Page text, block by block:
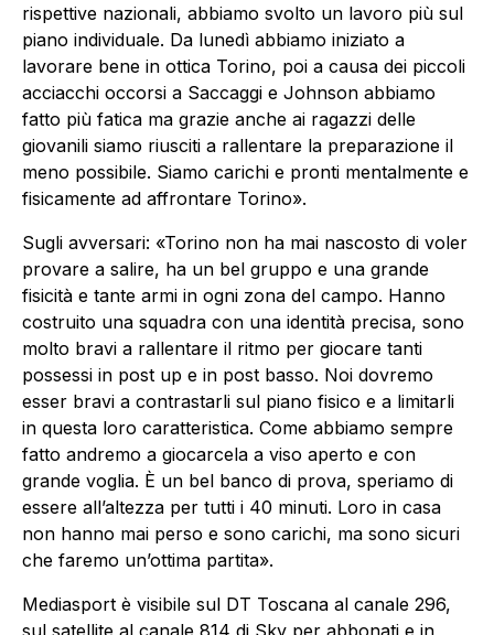
rispettive nazionali, abbiamo svolto un lavoro più sul
piano individuale. Da lunedì abbiamo iniziato a
lavorare bene in ottica Torino, poi a causa dei piccoli
acciacchi occorsi a Saccaggi e Johnson abbiamo
fatto più fatica ma grazie anche ai ragazzi delle
giovanili siamo riusciti a rallentare la preparazione il
meno possibile. Siamo carichi e pronti mentalmente e
fisicamente ad affrontare Torino».
Sugli avversari: «Torino non ha mai nascosto di voler
provare a salire, ha un bel gruppo e una grande
fisicità e tante armi in ogni zona del campo. Hanno
costruito una squadra con una identità precisa, sono
molto bravi a rallentare il ritmo per giocare tanti
possessi in post up e in post basso. Noi dovremo
esser bravi a contrastarli sul piano fisico e a limitarli
in questa loro caratteristica. Come abbiamo sempre
fatto andremo a giocarcela a viso aperto e con
grande voglia. È un bel banco di prova, speriamo di
essere all’altezza per tutti i 40 minuti. Loro in casa
non hanno mai perso e sono carichi, ma sono sicuri
che faremo un’ottima partita».
Mediasport è visibile sul DT Toscana al canale 296,
sul satellite al canale 814 di Sky per abbonati e in